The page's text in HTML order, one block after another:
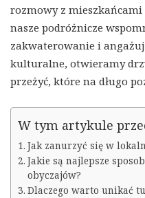
rozmowy z mieszkańcami
nasze podróżnicze
zakwaterowanie i
kulturalne, otwieramy
przeżyć, które na długo
W tym artykule
Jak zanurzyć się w
Jakie są najlepsze
obyczajów?
Dlaczego warto unikać